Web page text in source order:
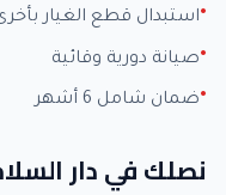
استبدال قطع الغيار
صيانة دورية وقائية
ضمان شامل 6 أشهر
نصلك في دار